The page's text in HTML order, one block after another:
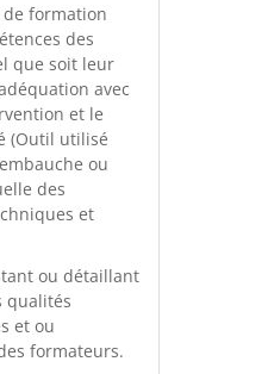
formation
des
que soit leur
avec
et le
(Outil utilisé
ou
des
et
ou détaillant
qualités
et ou
formateurs.